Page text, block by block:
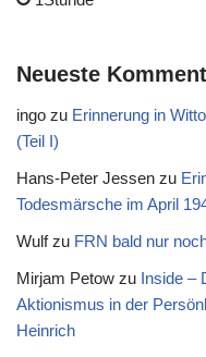
Neueste
ingo zu Erinnerung in
(Teil I)
Hans-Peter Jessen zu
Todesmärsche im April
Wulfzu FRN bald nur
Mirjam Petow zu Inside –
Aktionismus in der
Heinrich